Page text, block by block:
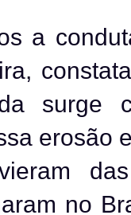
a
surge
erosão
no